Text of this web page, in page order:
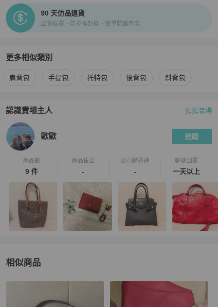
90 天仿品退貨
出貨錄影、防掉換封條、雙重防護包裝
更多相似類別
更多Coach 女包相似商品推薦
肩背包 手提包 托特包 後背包 斜背包
認識賣場主人
PopChill 拍拍圈嚴選賣家
逛逛賣場
歐歐 追蹤
商品數
9 件
商品售出
-
安心購通過
-
聊聊回覆
一天以上
相似商品
更多相似Coach女包推薦精品